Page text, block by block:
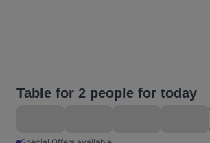
Table for 2 people for today